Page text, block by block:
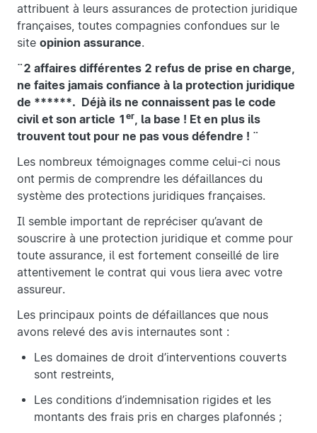
attribuent à leurs assurances de protection juridique
françaises, toutes compagnies confondues sur le
site opinion assurance.
¨2 affaires différentes 2 refus de prise en charge,
ne faites jamais confiance à la protection juridique
de ******. Déjà ils ne connaissent pas le code
civil et son article 1 er, la base ! Et en plus ils
trouvent tout pour ne pas vous défendre ! ¨
Les nombreux témoignages comme celui-ci nous
ont permis de comprendre les défaillances du
système des protections juridiques françaises.
Il semble important de repréciser qu’avant de
souscrire à une protection juridique et comme pour
toute assurance, il est fortement conseillé de lire
attentivement le contrat qui vous liera avec votre
assureur.
Les principaux points de défaillances que nous
avons relevé des avis internautes sont :
Les domaines de droit d’interventions couverts
sont restreints,
Les conditions d’indemnisation rigides et les
montants des frais pris en charges plafonnés ;